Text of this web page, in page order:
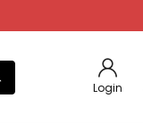
Login